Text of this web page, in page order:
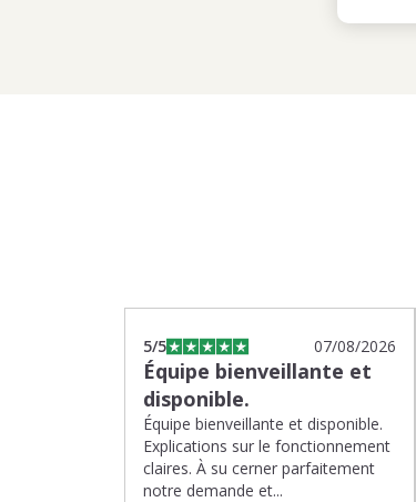
5/5 07/08/2026
Équipe bienveillante et
disponible.
Équipe bienveillante et disponible.
Explications sur le fonctionnement
claires. À su cerner parfaitement
notre demande et...